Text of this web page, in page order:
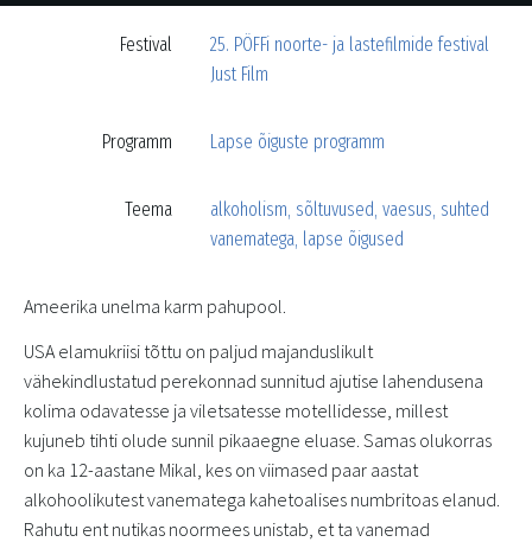
Festival
25. PÖFFi noorte- ja lastefilmide festival
Just Film
Programm Lapse õiguste programm
Teema alkoholism, sõltuvused,vaesus, suhted
vanematega, lapse õigused
Ameerika unelma karm pahupool.
USA elamukriisi tõttu on paljud majanduslikult
vähekindlustatud perekonnad sunnitud ajutise lahendusena
kolima odavatesse ja viletsatesse motellidesse, millest
kujuneb tihti olude sunnil pikaaegne eluase. Samas olukorras
on ka 12-aastane Mikal, kes on viimased paar aastat
alkohoolikutest vanematega kahetoalises numbritoas elanud.
Rahutu ent nutikas noormees unistab, et ta vanemad